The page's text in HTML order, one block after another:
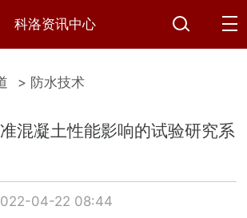
科洛资讯中心
> 防水技术
混凝土性能影响的试验研究系
04-22 08:44